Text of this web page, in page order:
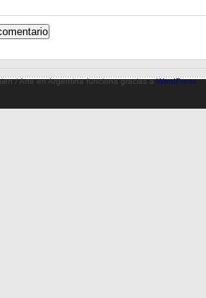
/ Arte en Argentina funciona gracias aWordPress